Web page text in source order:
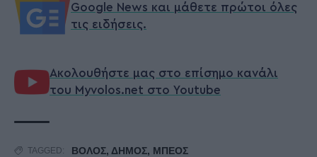
Google News και μάθετε πρώτοι όλες
τις ειδήσεις.
Ακολουθήστε μας στο επίσημο κανάλι
του Myvolos.net στο Youtube
TAGGED: ΒΟΛΟΣ, ΔΗΜΟΣ, ΜΠΕΟΣ